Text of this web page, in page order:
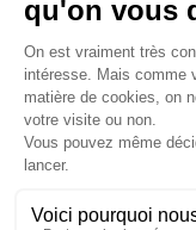
Devenir